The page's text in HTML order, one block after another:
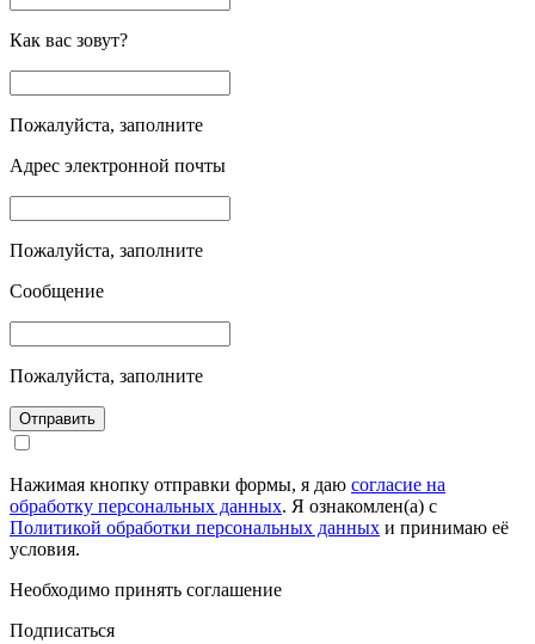
Как вас зовут?
Пожалуйста, заполните
Адрес электронной почты
Пожалуйста, заполните
Сообщение
Пожалуйста, заполните
Отправить
Нажимая кнопку отправки формы, я даю согласие на
обработку персональных данных. Я ознакомлен(а) с
Политикой обработки персональных данных и принимаю её
условия.
Необходимо принять соглашение
Подписаться